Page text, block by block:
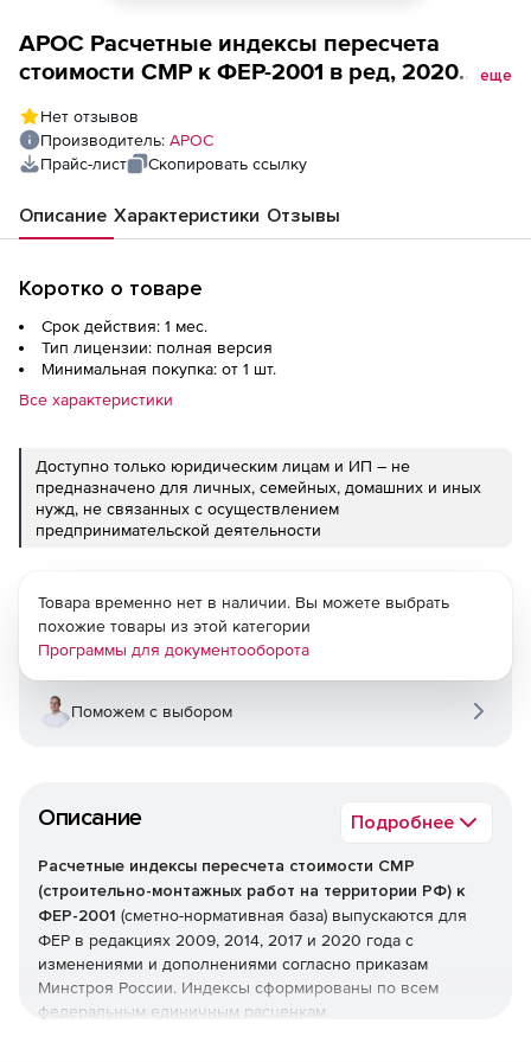
АРОС Расчетные индексы пересчета
стоимости СМР к ФЕР-2001 в ред, 2020
(лицензия), Волгоградская область за 1
месяц 2-е и последующие рабочие места
еще
Нет отзывов
Производитель: АРОС
Прайс-лист
Скопировать ссылку
Описание Характеристики Отзывы
Коротко о товаре
Срок действия: 1 мес.
Тип лицензии: полная версия
Минимальная покупка: от 1 шт.
Все характеристики
Доступно только юридическим лицам и ИП – не
предназначено для личных, семейных, домашних и иных
нужд, не связанных с осуществлением
предпринимательской деятельности
Описание Подробнее
Расчетные индексы пересчета стоимости СМР
(строительно-монтажных работ на территории РФ) к
ФЕР-2001 (сметно-нормативная база) выпускаются для
ФЕР в редакциях 2009, 2014, 2017 и 2020 года с
изменениями и дополнениями согласно приказам
Минстроя России. Индексы сформированы по всем
федеральным единичным расценкам.
Товара временно нет в наличии. Вы можете выбрать
похожие товары из этой категории
Программы для документооборота
Поможем с выбором